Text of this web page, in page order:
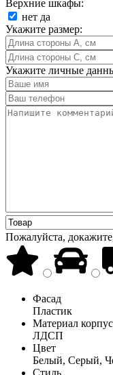
Верхние шкафы:
нет да
Укажите размер:
Укажите личные
Пожалуйста,
Фасад
Пластик
Материал
ЛДСП
Цвет
Белый, Серый,
Стиль